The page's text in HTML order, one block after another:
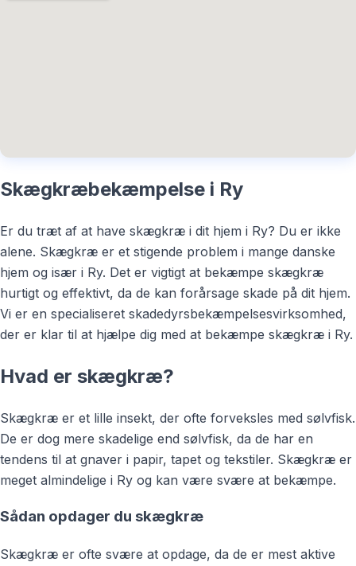
Skægkræbekæmpelse i Ry
Er du træt af at have skægkræ i dit hjem i Ry? Du er ikke
alene. Skægkræ er et stigende problem i mange danske
hjem og især i Ry. Det er vigtigt at bekæmpe skægkræ
hurtigt og effektivt, da de kan forårsage skade på dit hjem.
Vi er en specialiseret skadedyrsbekæmpelsesvirksomhed,
der er klar til at hjælpe dig med at bekæmpe skægkræ i Ry.
Hvad er skægkræ?
Skægkræ er et lille insekt, der ofte forveksles med sølvfisk.
De er dog mere skadelige end sølvfisk, da de har en
tendens til at gnaver i papir, tapet og tekstiler. Skægkræ er
meget almindelige i Ry og kan være svære at bekæmpe.
Sådan opdager du skægkræ
Skægkræ er ofte svære at opdage, da de er mest aktive